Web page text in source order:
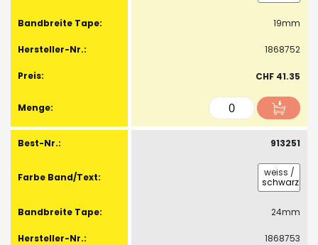
19mm
1868752
CHF 41.35
913251
weiss /
schwarz
24mm
1868753